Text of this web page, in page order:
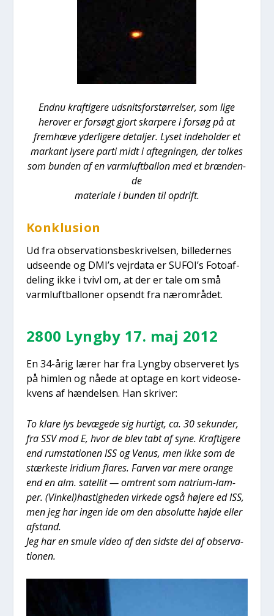
End­nu kraf­ti­ge­re udsnits­for­stør­rel­ser, som lige
her­over er for­søgt gjort skar­pe­re i for­søg på at
frem­hæ­ve yder­li­ge­re detal­jer. Lyset inde­hol­der et
mar­kant lyse­re par­ti midt i afteg­nin­gen, der tol­kes
som bun­den af en varm­luft­bal­lon med et bræn­den­
de
mate­ri­a­le i bun­den til opdrift.
Kon­klu­sion
Ud fra obser­va­tions­be­skri­vel­sen, bil­le­der­nes
udse­en­de og DMI’s vej­r­da­ta er SUFOI’s Foto­af­
de­ling ikke i tvivl om, at der er tale om små
varm­luft­bal­lo­ner opsendt fra nær­om­rå­det.
2800 Lyng­by 17. maj 2012
En 34-årig lærer har fra Lyng­by obser­ve­ret lys
på him­len og nåe­de at opta­ge en kort video­se­
kvens af hæn­del­sen. Han skri­ver:
To kla­re lys bevæ­ge­de sig hur­tigt, ca. 30 sekun­der,
fra SSV mod E, hvor de blev tabt af syne. Kraf­ti­ge­re
end rum­sta­tio­nen ISS og Venus, men ikke som de
stær­ke­ste Iri­di­um fla­res. Far­ven var mere oran­ge
end en alm. satel­lit — omtrent som natri­um-lam­
per. (Vinkel)hastigheden vir­ke­de også høje­re ed ISS,
men jeg har ingen ide om den abso­lut­te høj­de eller
afstand.
Jeg har en smu­le video af den sid­ste del af obser­va­
tio­nen.